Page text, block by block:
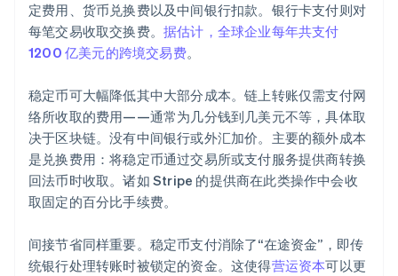
定费用、货币兑换费以及中间银行扣款。银行卡支付则对
每笔交易收取交换费。 据估计，全球企业每年共支付
1200 亿美元的跨境交易费。
稳定币可大幅降低其中大部分成本。链上转账仅需支付网
络所收取的费用——通常为几分钱到几美元不等，具体取
决于区块链。没有中间银行或外汇加价。主要的额外成本
是兑换费用：将稳定币通过交易所或支付服务提供商转换
回法币时收取。诸如 Stripe 的提供商在此类操作中会收
取固定的百分比手续费。
间接节省同样重要。稳定币支付消除了“在途资金”，即传
统银行处理转账时被锁定的资金。这使得营运资本可以更